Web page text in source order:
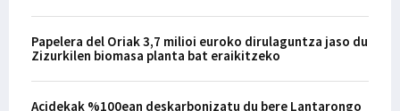
Papelera del Oriak 3,7 milioi euroko dirulaguntza jaso du
Zizurkilen biomasa planta bat eraikitzeko
Acidekak %100ean deskarbonizatu du bere Lantarongo